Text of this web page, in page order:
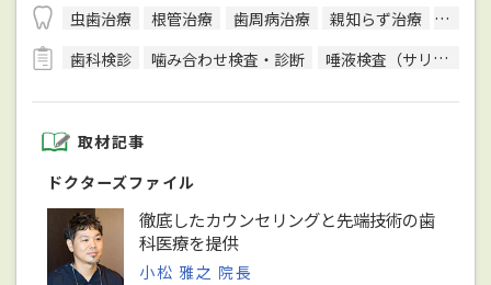
虫歯治療 根管治療 歯周病治療 親知らず治療
入れ
歯科検診
噛み合わせ検査・診断 唾液検査（サリバテスト）
取材記事
ドクターズファイル
徹底したカウンセリングと先端技術の歯
科医療を提供
小松 雅之 院長